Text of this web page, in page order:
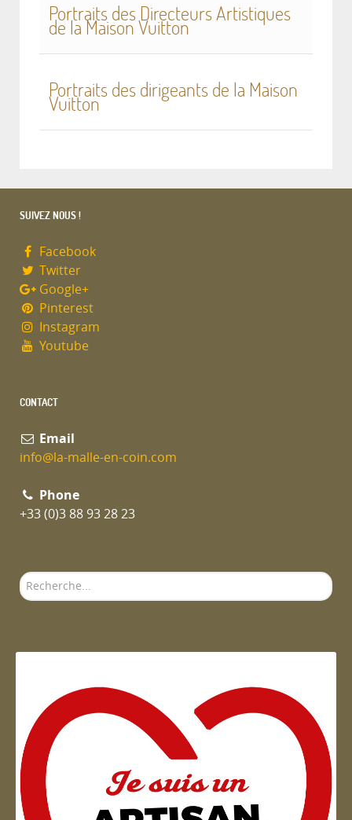
Portraits des Directeurs Artistiques
de la Maison Vuitton
Portraits des dirigeants de la Maison
Vuitton
SUIVEZ NOUS !
Facebook
Twitter
Google+
Pinterest
Instagram
Youtube
CONTACT
Email
info@la-malle-en-coin.com
Phone
+33 (0)3 88 93 28 23
Rechercher